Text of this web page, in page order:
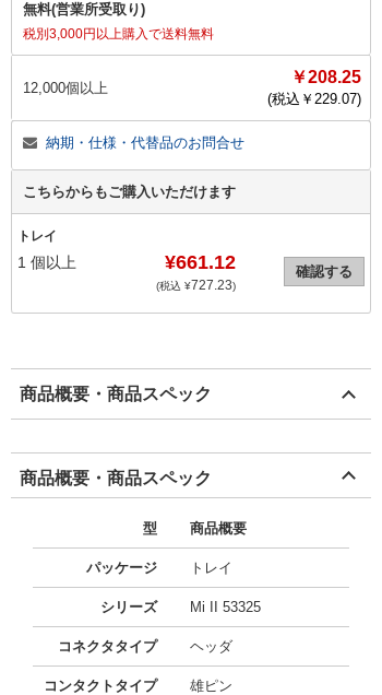
無料(営業所受取り)
税別3,000円以上購入で送料無料
12,000個以上
￥208.25
(税込￥ 229.07)
納期・仕様・代替品のお問合せ
こちらからもご購入いただけます
トレイ
1 個以上 ¥661.12
(税込 ¥727.23)
確認する
商品概要・商品スペック
商品概要・商品スペック
型 商品概要
パッケージ トレイ
シリーズ Mi II 53325
コネクタタイプ ヘッダ
コンタクトタイプ 雄ピン